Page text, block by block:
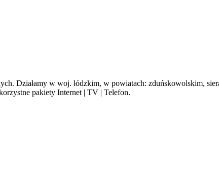
Działamy w woj. łódzkim, w powiatach: zduńskowolskim,
pakiety Internet | TV | Telefon.